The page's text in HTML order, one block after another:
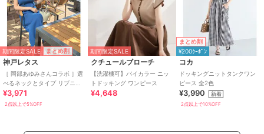
期間限定SALE まとめ割
神戸レタス
［ 岡部あゆみさんコラボ ］選
べるネックとタイプ リブニッ
トノースリーブワンピース
[E3004]
¥3,971
2点以上で5%OFF
期間限定SALE
クチュールブローチ
【洗濯機可】バイカラー ニッ
トドッキング ワンピース
¥4,648
まとめ割
¥200ｸｰﾎﾟﾝ
コカ
ドッキングニットタンクワン
ピース 全2色
¥3,990 新着
2点以上で10%OFF